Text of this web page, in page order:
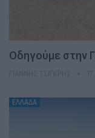
Οδηγούμε στην
ΕΛΛΑΔΑ